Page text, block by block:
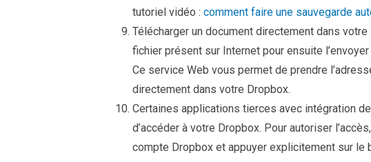
tutoriel vidéo : comment faire une sauvegarde
Télécharger un document directement dans
fichier présent sur Internet pour ensuite
Ce service Web vous permet de prendre
directement dans votre Dropbox.
Certaines applications tierces avec intégration
d’accéder à votre Dropbox. Pour autoriser
compte Dropbox et appuyer explicitement sur le